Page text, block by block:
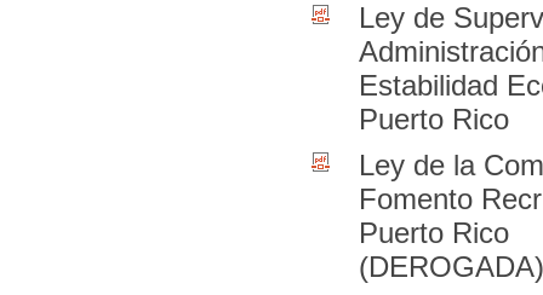
Ley de
Estabilidad
Puerto Rico
Ley de la
Fomento
Puerto Rico
(DEROGADA)